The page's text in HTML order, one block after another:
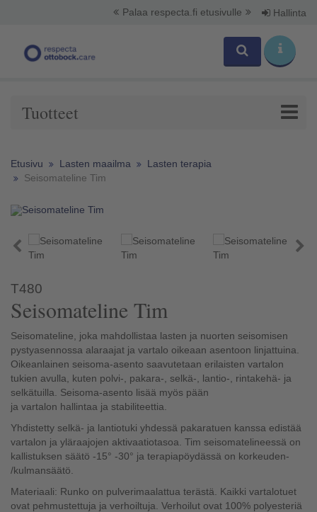
Palaa respecta.fi etusivulle Hallinta
Tuotteet
Etusivu Lasten maailma
Lasten terapia
Seisomateline Tim
T480
Seisomateline Tim
Seisomateline, joka mahdollistaa lasten ja nuorten seisomisen
pystyasennossa alaraajat ja vartalo oikeaan asentoon linjattuina.
Oikeanlainen seisoma-asento saavutetaan erilaisten vartalon
tukien avulla, kuten polvi-, pakara-, selkä-, lantio-, rintakehä- ja
selkätuilla. Seisoma-asento lisää myös pään
ja vartalon hallintaa ja stabiliteettia.
Yhdistetty selkä- ja lantiotuki yhdessä pakaratuen kanssa edistää
vartalon ja yläraajojen aktivaatiotasoa. Tim seisomatelineessä on
kallistuksen säätö -15° -30° ja terapiapöydässä on korkeuden-
/kulmansäätö.
Materiaali: Runko on pulverimaalattua terästä. Kaikki vartalotuet
ovat pehmustettuja ja verhoiltuja. Verhoilut ovat 100% polyesteriä